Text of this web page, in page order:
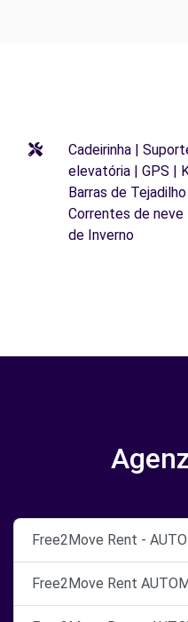
Cadeirinha |
elevatória | GPS |
Barras de
Correntes de
de Inverno
Free2Move Rent -
Free2Move Rent